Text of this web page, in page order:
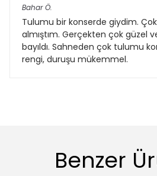
Bahar Ö.
Tulumu bir konserde giydim.
almıştım. Gerçekten çok güzel
bayıldı. Sahneden çok tulumu
rengi, duruşu mükemmel.
Benzer